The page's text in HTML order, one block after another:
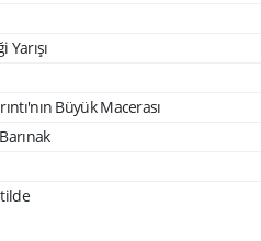
Büyük Macerası